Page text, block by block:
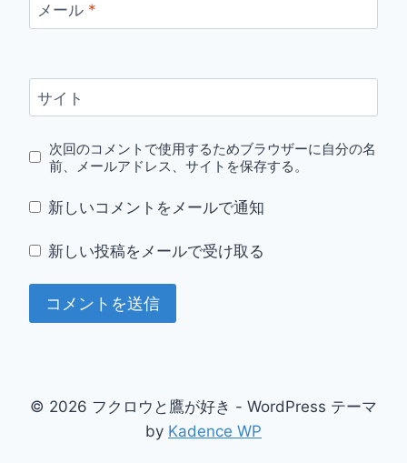
メール *
サイト
次回のコメントで使用するためブラウザーに自分の名
前、メールアドレス、サイトを保存する。
新しいコメントをメールで通知
新しい投稿をメールで受け取る
© 2026 フクロウと鷹が好き - WordPress テーマ
by Kadence WP